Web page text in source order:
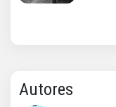
Autores